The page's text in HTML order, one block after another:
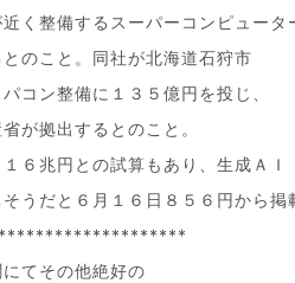
く整備するスーパーコンピュータ
のこと。同社が北海道石狩市
コン整備に１３５億円を投じ、
が拠出するとのこと。
６兆円との試算もあり、生成ＡＩ
うだと６月１６日８５６円から掲
てその他絶好の